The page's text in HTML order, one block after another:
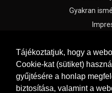
Tájékoztatjuk, hogy a
Cookie-kat (sütiket)
gyűjtésére a honlap
biztosítása, valamint a
Gyakran